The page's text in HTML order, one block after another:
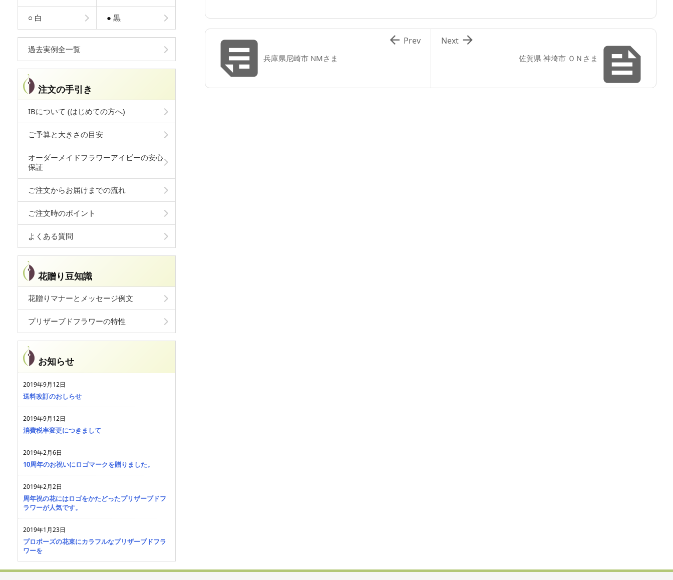

佐賀県 神埼市 ＯＮさま

Next
兵庫県尼崎市 NMさま
 Prev
○ 白 ● 黒
過去実例全一覧
注文の手引き
IBについて (はじめての方へ)
ご予算と大きさの目安
オーダーメイドフラワーアイビーの安心
保証
ご注文からお届けまでの流れ
ご注文時のポイント
よくある質問
花贈り豆知識
花贈りマナーとメッセージ例文
プリザーブドフラワーの特性
お知らせ
2019年9月12日
送料改訂のおしらせ
2019年9月12日
消費税率変更につきまして
2019年2月6日
10周年のお祝いにロゴマークを贈りました。
2019年2月2日
周年祝の花にはロゴをかたどったプリザーブドフ
ラワーが人気です。
2019年1月23日
プロポーズの花束にカラフルなプリザーブドフラ
ワーを